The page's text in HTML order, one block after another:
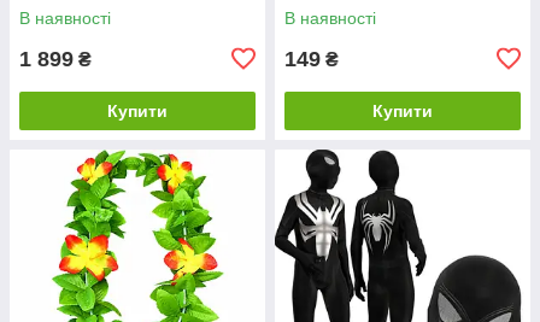
В наявності
1 899 ₴
Купити
В наявності
149 ₴
Купити